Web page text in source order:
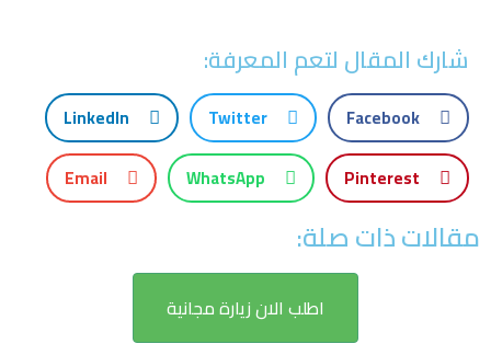
شارك المقال لتعم المعرفة:
Facebook
Twitter
LinkedIn
Pinterest
WhatsApp
Email
مقالات ذات صلة:
اطلب الان زيارة مجانية